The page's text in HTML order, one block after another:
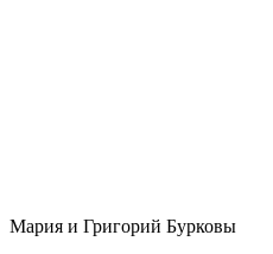
Мария и Григорий Бурковы